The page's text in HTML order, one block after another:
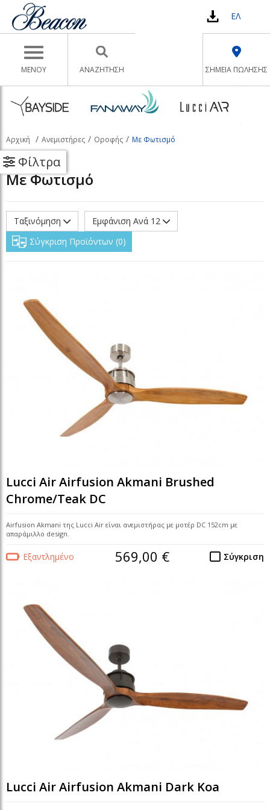
Toggle navigation
ΜΕΝΟΥ
ΕΛ
ΣΗΜΕΙΑ ΠΩΛΗΣΗΣ
ΑΝΑΖΉΤΗΣΗ
Αρχική Ανεμιστήρες Οροφής Με Φωτισμό
Φίλτρα
Με Φωτισμό
Ταξινόμηση
Εμφάνιση Ανά 12
Σύγκριση Προϊόντων 0
Lucci Air Airfusion Akmani Brushed
Chrome/Teak DC
Airfusion Akmani της Lucci Air είναι ανεμιστήρας με μοτέρ DC 152cm με
απαράμιλλο design.
Εξαντλημένο Σύγκριση
569,00 €
Lucci Air Airfusion Akmani Dark Koa